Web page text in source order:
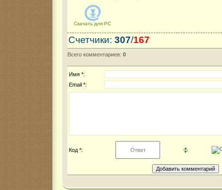
Скачать для PC
Счетчики: 307/167
Всего комментариев: 0
Имя *:
Email *:
Код *: